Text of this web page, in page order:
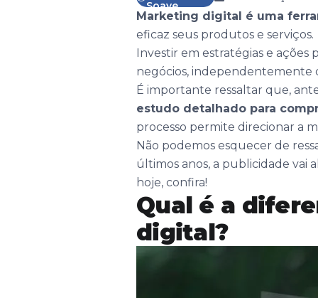
Soave
Marketing digital é uma
eficaz seus produtos e serviços.
Investir em estratégias e
negócios, independentemente
É importante ressaltar que,
estudo detalhado para
processo permite direcionar a
Não podemos esquecer de
últimos anos, a publicidade vai
hoje, confira!
Qual é a
digital?